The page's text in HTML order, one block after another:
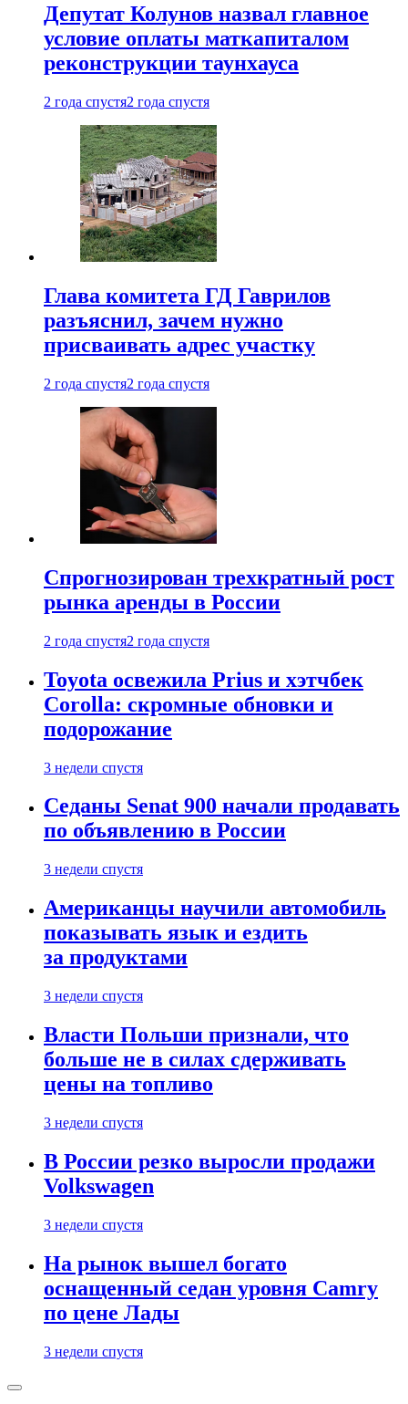
Депутат Колунов назвал главное
условие оплаты маткапиталом
реконструкции таунхауса
2 года спустя2 года спустя
Глава комитета ГД Гаврилов
разъяснил, зачем нужно
присваивать адрес участку
2 года спустя2 года спустя
Спрогнозирован трехкратный рост
рынка аренды в России
2 года спустя2 года спустя
Toyota освежила Prius и хэтчбек
Corolla: скромные обновки и
подорожание
3 недели спустя
Седаны Senat 900 начали продавать
по объявлению в России
3 недели спустя
Американцы научили автомобиль
показывать язык и ездить
за продуктами
3 недели спустя
Власти Польши признали, что
больше не в силах сдерживать
цены на топливо
3 недели спустя
В России резко выросли продажи
Volkswagen
3 недели спустя
На рынок вышел богато
оснащенный седан уровня Camry
по цене Лады
3 недели спустя